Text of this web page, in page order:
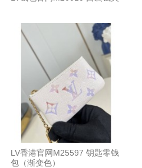
LV香港官网M25597 钥匙零钱
包（渐变色）